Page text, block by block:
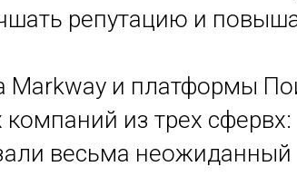
репутацию и
Markway и платформы
из трех
весьма неожиданный